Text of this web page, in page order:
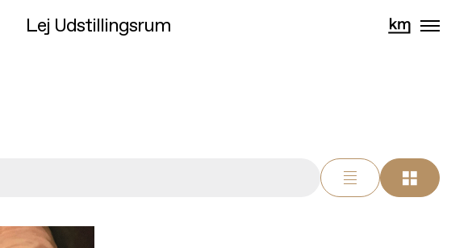
Lej Udstillingsrum